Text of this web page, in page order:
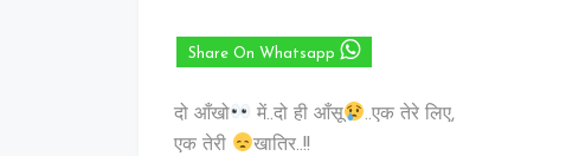
Share On Whatsapp
दो आँखो में..दो ही आँसू
..एक तेरे लिए,
एक तेरी
खातिर..!!